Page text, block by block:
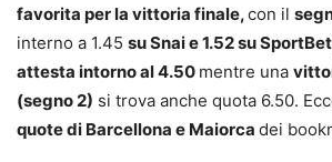
favorita per la vittoria finale,con il
interno a 1.45 su Snai e 1.52 su SportBet
attesta intorno al 4.50 mentre una
(segno 2) si trova anche quota 6.50.
quote di Barcellona e Maiorca dei